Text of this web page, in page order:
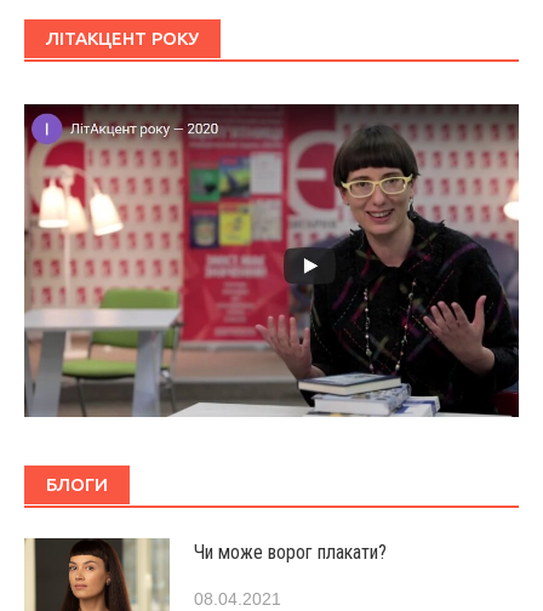
ЛІТАКЦЕНТ РОКУ
БЛОГИ
Чи може ворог плакати?
08.04.2021